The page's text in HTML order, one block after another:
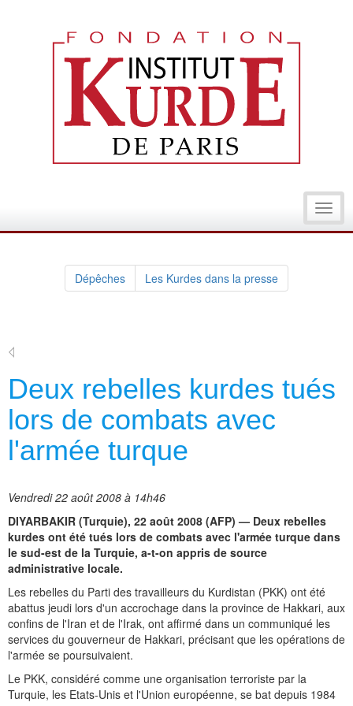
Dépêches Les Kurdes dans la presse
Deux rebelles kurdes tués
lors de combats avec
l'armée turque
Vendredi 22 août 2008 à 14h46
DIYARBAKIR (Turquie), 22 août 2008 (AFP) — Deux rebelles
kurdes ont été tués lors de combats avec l'armée turque dans
le sud-est de la Turquie, a-t-on appris de source
administrative locale.
Les rebelles du Parti des travailleurs du Kurdistan (PKK) ont été
abattus jeudi lors d'un accrochage dans la province de Hakkari, aux
confins de l'Iran et de l'Irak, ont affirmé dans un communiqué les
services du gouverneur de Hakkari, précisant que les opérations de
l'armée se poursuivaient.
Le PKK, considéré comme une organisation terroriste par la
Turquie, les Etats-Unis et l'Union européenne, se bat depuis 1984